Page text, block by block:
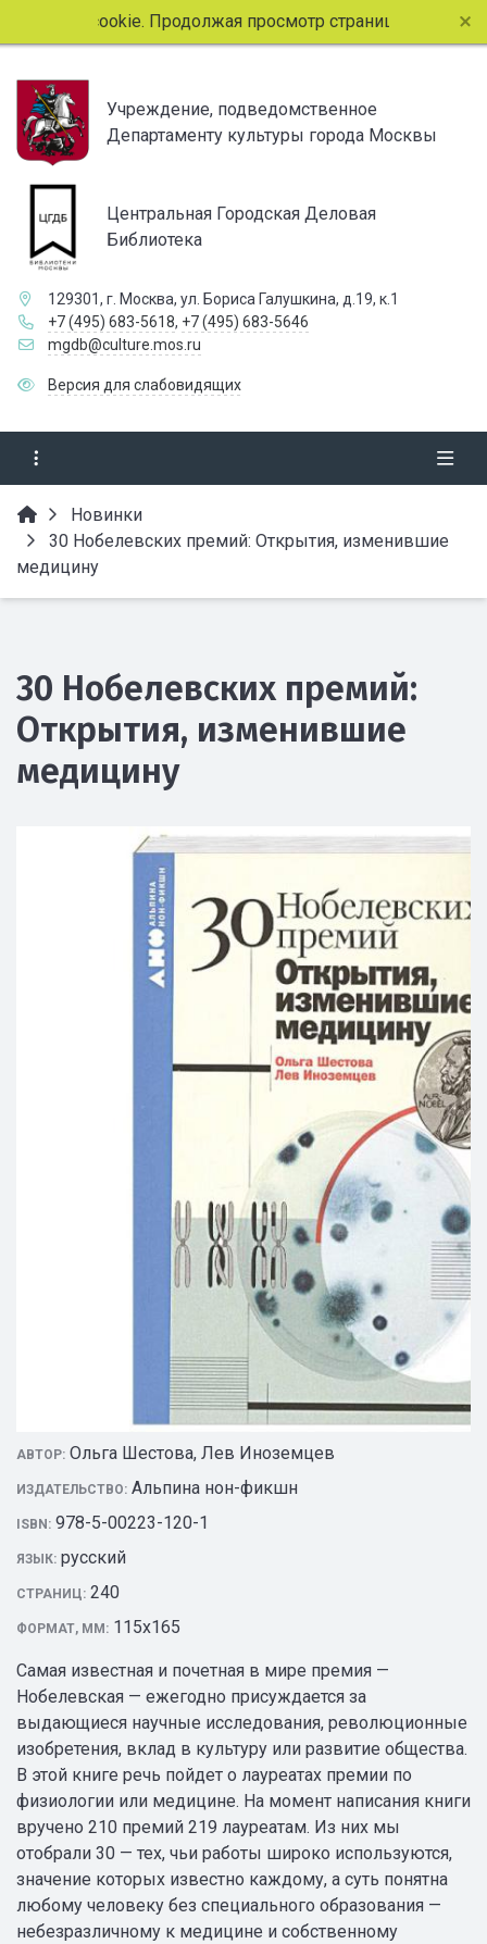
файлы cookie. Продолжая просмотр страниц сайта, вы
Учреждение, подведомственное
Департаменту культуры города Москвы
Центральная Городская Деловая
Библиотека
129301, г. Москва, ул. Бориса Галушкина, д.19, к.1
+7 (495) 683-5618, +7 (495) 683-5646
mgdb@culture.mos.ru
Версия для слабовидящих
Новинки
30 Нобелевских премий: Открытия, изменившие
медицину
30 Нобелевских премий:
Открытия, изменившие
медицину
АВТОР: Ольга Шестова, Лев Иноземцев
ИЗДАТЕЛЬСТВО: Альпина нон-фикшн
ISBN: 978-5-00223-120-1
ЯЗЫК: русский
СТРАНИЦ: 240
ФОРМАТ, ММ: 115х165
Самая известная и почетная в мире премия —
Нобелевская — ежегодно присуждается за
выдающиеся научные исследования, революционные
изобретения, вклад в культуру или развитие общества.
В этой книге речь пойдет о лауреатах премии по
физиологии или медицине. На момент написания книги
вручено 210 премий 219 лауреатам. Из них мы
отобрали 30 — тех, чьи работы широко используются,
значение которых известно каждому, а суть понятна
любому человеку без специального образования —
небезразличному к медицине и собственному